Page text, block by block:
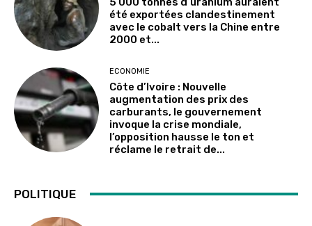
été exportées clandestinement
avec le cobalt vers la Chine entre
2000 et...
ECONOMIE
Côte d’Ivoire : Nouvelle
augmentation des prix des
carburants, le gouvernement
invoque la crise mondiale,
l’opposition hausse le ton et
réclame le retrait de...
POLITIQUE